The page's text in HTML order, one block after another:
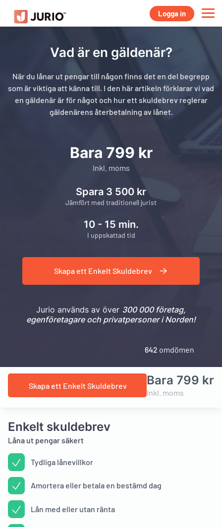
Logga in
Vad är en gäldenär?
När du lånar ut pengar till någon finns det en del begrepp
som är viktiga att känna till. I den här artikeln förklarar vi vad
en gäldenär är för något och hur ett skuldebrev reglerar
gäldenärens återbetalning av lånet.
Bara 799 kr
Inkl. moms
Spara 3 500 kr
Jämfört med traditionell jurist
10 - 15 min.
I uppskattad tid
Skapa ett Enkelt Skuldebrev
Jurio används av över 300 000 företag,
egenföretagare och privatpersoner i Norden!
642 omdömen
Bara 799 kr
Inkl. moms
Skapa ett Enkelt Skuldebrev
Enkelt skuldebrev
Låna ut pengar säkert
Tydliga lånevillkor
Amortera eller betala en bestämd dag
Lån med eller utan ränta